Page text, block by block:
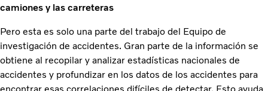
camiones y las carreteras
Pero esta es solo una parte del trabajo del Equipo de
investigación de accidentes. Gran parte de la información se
obtiene al recopilar y analizar estadísticas nacionales de
accidentes y profundizar en los datos de los accidentes para